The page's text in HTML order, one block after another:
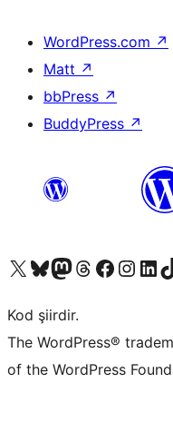
WordPress.com ↗
Matt ↗
bbPress ↗
BuddyPress ↗
X (eski Twitter) hesabımıza bakın
Bluesky hesabımızı ziyaret edinMastodon hesabımızı ziyaret edinThreads hesabımızı ziyaret edinFacebook sayfamızı ziyaret edinInstagram hesabımızı ziyaret edin
LinkedIn hesabımızı
Kod şiirdir.
The WordPress®
of the WordPress